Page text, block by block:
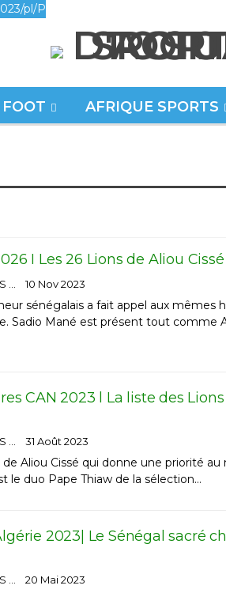
pl/P
AFRIQUE SPORTS
I Les 26 Lions de Aliou Cissé
10 Nov 2023
sénégalais a fait appel aux mêmes
Sadio Mané est présent tout comme
CAN 2023 l La liste des
31 Août 2023
de Aliou Cissé qui donne une priorité
le duo Pape Thiaw de la sélection…
2023| Le Sénégal sacré
MEGA SPORTS 20 Mai 2023